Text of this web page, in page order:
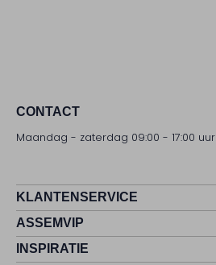
CONTACT
Maandag - zaterdag 09:00 - 17:00 uur
KLANTENSERVICE
ASSEMVIP
INSPIRATIE